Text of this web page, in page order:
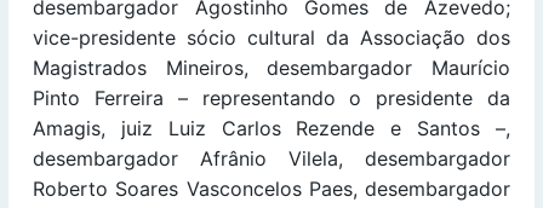
desembargador Agostinho Gomes de Azevedo;
vice-presidente sócio cultural da Associação dos
Magistrados Mineiros, desembargador Maurício
Pinto Ferreira – representando o presidente da
Amagis, juiz Luiz Carlos Rezende e Santos –,
desembargador Afrânio Vilela, desembargador
Roberto Soares Vasconcelos Paes, desembargador